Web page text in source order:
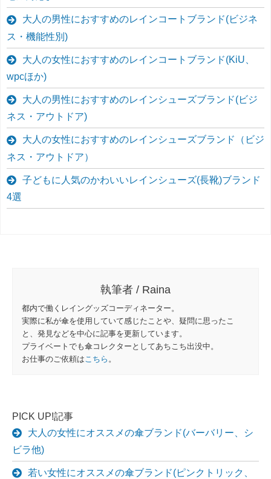
大人の男性におすすめのレインコートブランド(ビジネ
ス・機能性別)
大人の女性におすすめのレインコートブランド(KiU、
wpcほか)
大人の男性におすすめのレインシューズブランド(ビジ
ネス・アウトドア)
大人の女性におすすめのレインシューズブランド（ビジ
ネス・アウトドア）
子どもに人気のかわいいレインシューズ(長靴)ブランド
4選
執筆者 / Raina
都内で働くレイングッズコーディネーター。
実際に私が傘を使用していて感じたことや、疑問に思ったこ
と、発見などを中心に記事を更新しています。
プライベートでも傘コレクターとしてあちこち出没中。
お仕事のご依頼は こちら 。
PICK UP!記事
大人の女性にオススメの傘ブランド(バーバリー、シ
ビラ他)
若い女性にオススメの傘ブランド(ピンクトリック、